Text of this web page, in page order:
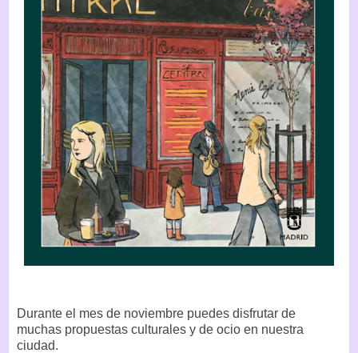
Durante el mes de noviembre puedes disfrutar de
muchas propuestas culturales y de ocio en nuestra
ciudad.